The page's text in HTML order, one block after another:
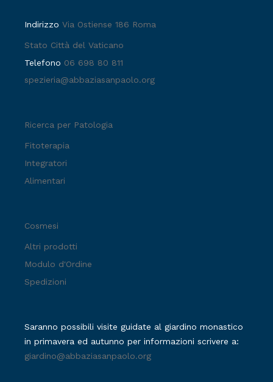
IndirizzoVia Ostiense 186 Roma
Stato Città del Vaticano
Telefono 06 698 80 811
spezieria@abbaziasanpaolo.org
Ricerca per Patologia
Fitoterapia
Integratori
Alimentari
Cosmesi
Altri prodotti
Modulo d'Ordine
Spedizioni
Saranno possibili visite guidate al giardino monastico
in primavera ed autunno per informazioni scrivere a:
giardino@abbaziasanpaolo.org